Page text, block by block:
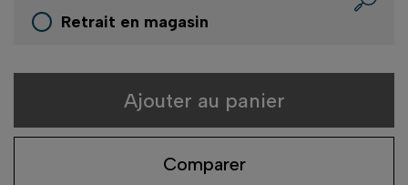
Retrait en magasin
Ajouter au panier
Comparer